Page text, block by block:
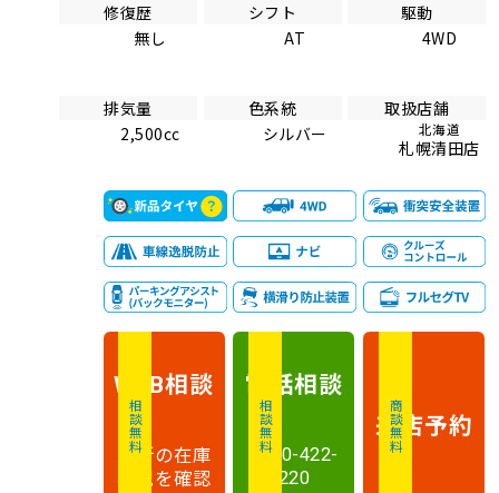
修復歴
無し
シフト
AT
駆動
4WD
排気量
2,500cc
色系統
シルバー
取扱店舗
北海道
札幌清田店
相談無料
WEB相談
最新の在庫
状況を確認
相談無料
電話相談
0120-422-
220
商談無料
来店予約